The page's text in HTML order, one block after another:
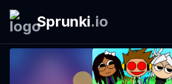
Sprunki.io